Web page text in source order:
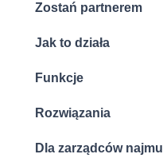
Zostań partnerem
Jak to działa
Funkcje
Rozwiązania
Dla zarządców najmu